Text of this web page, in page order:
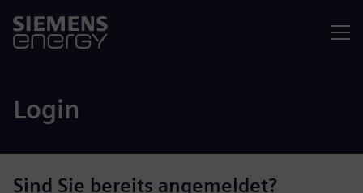
Login
Sind Sie bereits angemeldet?